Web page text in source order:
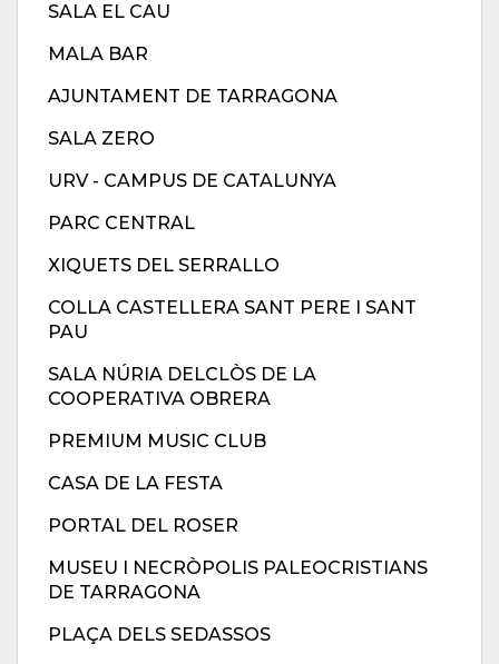
SALA EL CAU
MALA BAR
AJUNTAMENT DE TARRAGONA
SALA ZERO
URV - CAMPUS DE CATALUNYA
PARC CENTRAL
XIQUETS DEL SERRALLO
COLLA CASTELLERA SANT PERE I SANT
PAU
SALA NÚRIA DELCLÒS DE LA
COOPERATIVA OBRERA
PREMIUM MUSIC CLUB
CASA DE LA FESTA
PORTAL DEL ROSER
MUSEU I NECRÒPOLIS PALEOCRISTIANS
DE TARRAGONA
PLAÇA DELS SEDASSOS